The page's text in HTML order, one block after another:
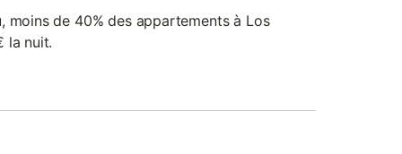
moins de 40% des appartements à Los
la nuit.